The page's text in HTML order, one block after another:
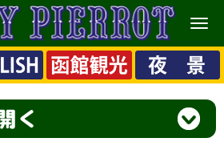
メ
ニ
ュ
ー